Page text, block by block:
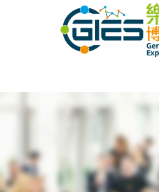
Date: Expo: 21-